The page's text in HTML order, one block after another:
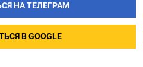
НА ТЕЛЕГРАМ
В GOOGLE